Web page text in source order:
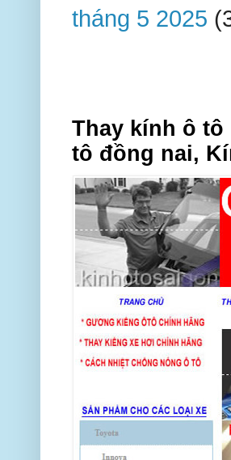
tháng 5 2025
Thay kính ô
tô đồng nai,